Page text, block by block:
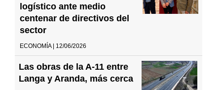
logístico ante medio
centenar de directivos del
sector
ECONOMÍA | 12/06/2026
Las obras de la A-11 entre
Langa y Aranda, más cerca